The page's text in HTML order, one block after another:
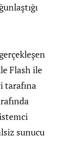
Flash ile
tarafına
sunucu